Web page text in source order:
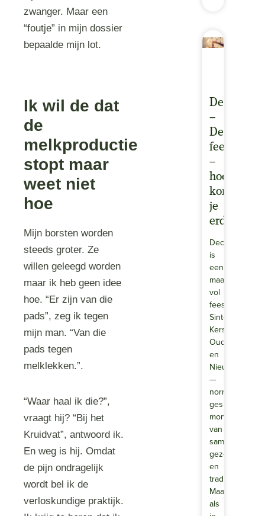
zwanger. Maar een
“foutje” in mijn dossier
bepaalde mijn lot.
Ik wil de dat
de
melkproductie
stopt maar
weet niet
hoe
Mijn borsten worden
steeds groter. Ze
willen geleegd worden
maar ik heb geen idee
hoe. “Er zijn van die
pads”, zeg ik tegen
mijn man. “Van die
pads tegen
melklekken.”.
“Waar haal ik die?”,
vraagt hij? “Bij het
Kruidvat”, antwoord ik.
En weg is hij. Omdat
de pijn ondragelijk
wordt bel ik de
verloskundige praktijk.
December
–
De
–
hoe
kom
je
erdoor?
December
is
een
maand
vol
feestdagen.
Sinterklaas,
Kerst,
Oud
en
Nieuw
—
normaal
gesproken
momenten
van
samenzijn,
gezelligheid
en
tradities.
Maar
als